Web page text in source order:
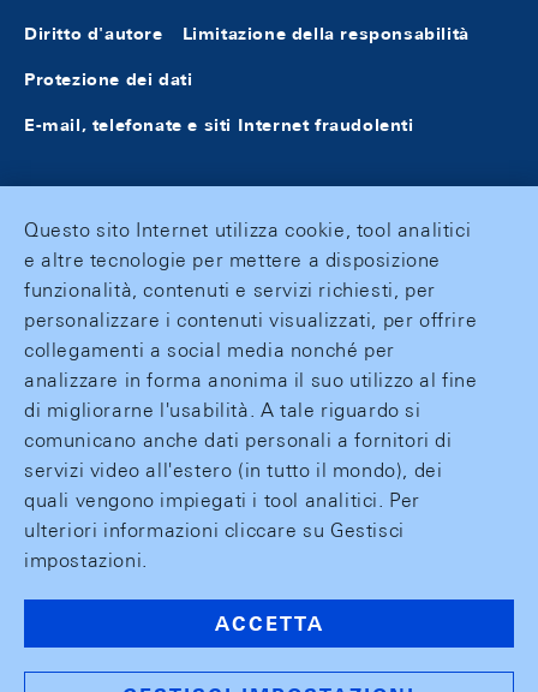
Diritto d'autore Limitazione della responsabilità
Protezione dei dati
E-mail, telefonate e siti Internet fraudolenti
Questo sito Internet utilizza cookie, tool analitici
e altre tecnologie per mettere a disposizione
funzionalità, contenuti e servizi richiesti, per
personalizzare i contenuti visualizzati, per offrire
collegamenti a social media nonché per
analizzare in forma anonima il suo utilizzo al fine
di migliorarne l'usabilità. A tale riguardo si
comunicano anche dati personali a fornitori di
servizi video all'estero (in tutto il mondo), dei
quali vengono impiegati i tool analitici. Per
ulteriori informazioni cliccare su Gestisci
impostazioni.
ACCETTA